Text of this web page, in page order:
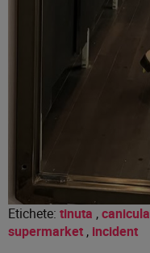
Etichete: tinuta ,canicula
supermarket , incident